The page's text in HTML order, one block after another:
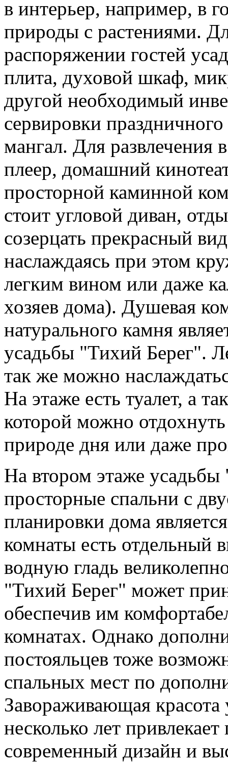
в интерьер, например, в
природы с растениями.
распоряжении гостей
плита, духовой шкаф,
другой необходимый
сервировки
мангал. Для развлечения
плеер, домашний
просторной каминной
стоит угловой диван,
созерцать прекрасный
наслаждаясь при этом
легким вином или даже
хозяев дома). Душевая
натурального камня
усадьбы "Тихий Берег".
так же можно
На этаже есть туалет, а
которой можно
природе дня или даже
На втором этаже
просторные спальни с
планировки дома
комнаты есть отдельный
водную гладь
"Тихий Берег" может
обеспечив им
комнатах. Однако
постояльцев тоже
спальных мест по
Завораживающая
несколько лет
современный дизайн и